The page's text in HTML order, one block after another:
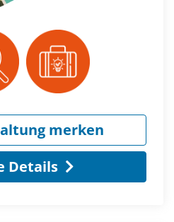
merken
Details